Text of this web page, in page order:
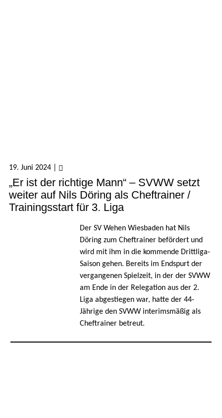
19. Juni 2024
„Er ist der richtige Mann“ – SVWW setzt
weiter auf Nils Döring als Cheftrainer /
Trainingsstart für 3. Liga
Der SV Wehen Wiesbaden hat Nils
Döring zum Cheftrainer befördert und
wird mit ihm in die kommende Drittliga-
Saison gehen. Bereits im Endspurt der
vergangenen Spielzeit, in der der SVWW
am Ende in der Relegation aus der 2.
Liga abgestiegen war, hatte der 44-
Jährige den SVWW interimsmäßig als
Cheftrainer betreut.